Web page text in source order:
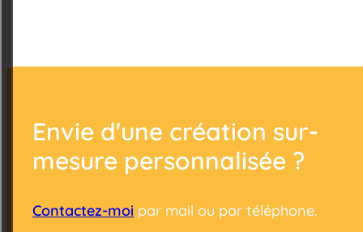
Envie d'une création sur-
mesure personnalisée ?
Contactez-moi par mail ou par téléphone.